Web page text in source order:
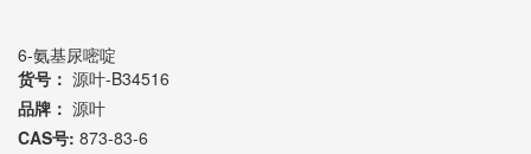
6-氨基尿嘧啶
货号： 源叶-B34516
品牌： 源叶
CAS号: 873-83-6